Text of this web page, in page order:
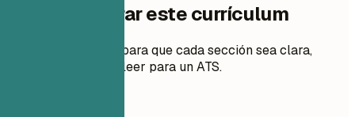
Cómo preparar este currículum
Consejos prácticos para que cada sección sea clara,
relevante y fácil de leer para un ATS.